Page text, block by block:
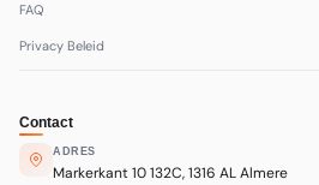
FAQ
Privacy Beleid
Contact
ADRES
Markerkant 10 132C, 1316 AL Almere